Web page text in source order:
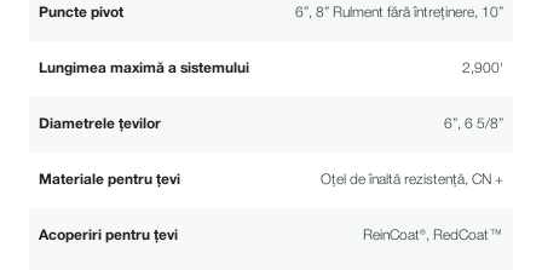
Puncte pivot 6”, 8” Rulment fără întreținere, 10”
Lungimea maximă a sistemului 2,900'
Diametrele țevilor 6”, 6 5/8”
Materiale pentru țevi Oțel de înaltă rezistență, CN +
Acoperiri pentru țevi ReinCoat®, RedCoat™